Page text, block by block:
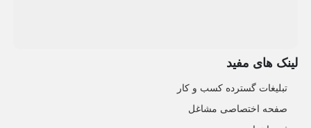
لینک های مفید
تبلیغات گسترده کسب و کار
صفحه اختصاصی مشاغل